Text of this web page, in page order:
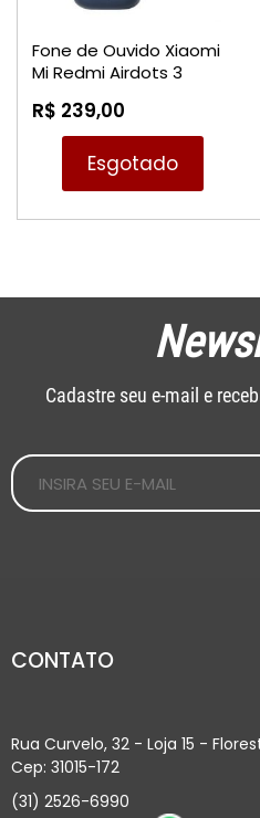
Fone de Ouvido Xiaomi
Mi Redmi Airdots 3
R$ 239,00
Esgotado
Cadastre seu e-mail e
CONTATO
Rua Curvelo, 32 - Loja 15 -
Cep: 31015-172
(31) 2526-6990